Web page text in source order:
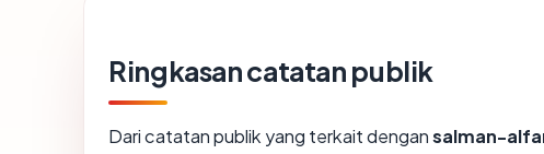
Ringkasan catatan publik
Dari catatan publik yang terkait dengansalman-